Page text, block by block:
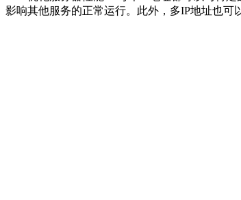
影响其他服务的正常运行。此外，多IP地址也可